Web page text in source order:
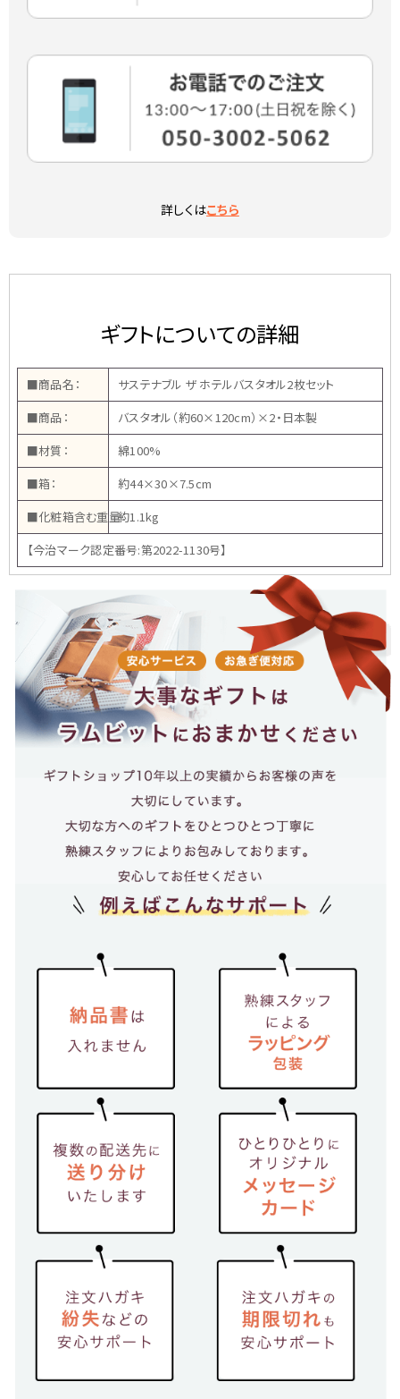
詳しくはこちら
ギフトについての詳細
■商品名：
サステナブル ザ ホテルバスタオル2枚セット
■商品：
バスタオル（約60×120cm）×2・日本製
■材質：
綿100%
■箱：
約44×30×7.5cm
■化粧箱含む重量：約1.1kg
【今治マーク認定番号:第2022-1130号】